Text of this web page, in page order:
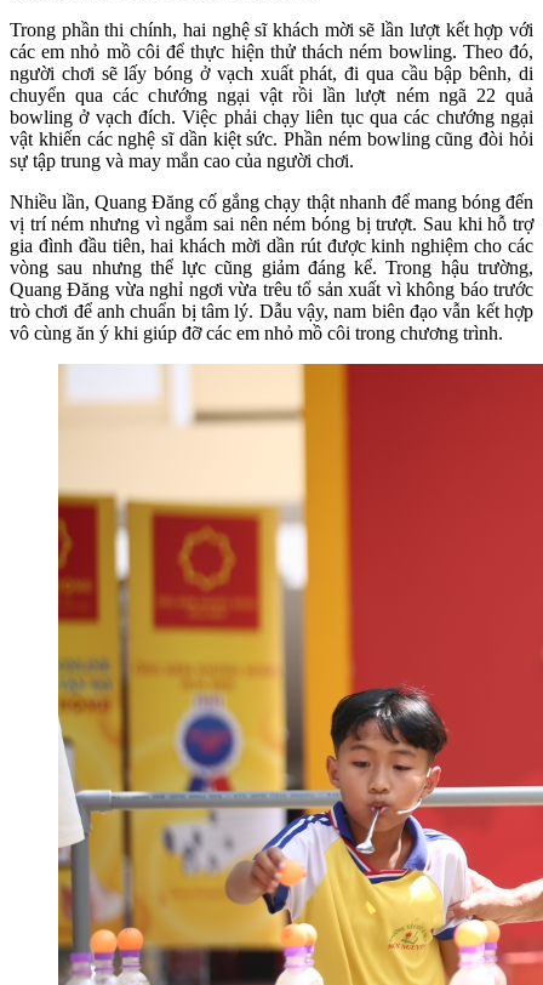
Trong phần thi chính, hai nghệ sĩ khách mời sẽ lần lượt kết hợp với
các em nhỏ mồ côi để thực hiện thử thách ném bowling. Theo đó,
người chơi sẽ lấy bóng ở vạch xuất phát, đi qua cầu bập bênh, di
chuyển qua các chướng ngại vật rồi lần lượt ném ngã 22 quả
bowling ở vạch đích. Việc phải chạy liên tục qua các chướng ngại
vật khiến các nghệ sĩ dần kiệt sức. Phần ném bowling cũng đòi hỏi
sự tập trung và may mắn cao của người chơi.
Nhiều lần, Quang Đăng cố gắng chạy thật nhanh để mang bóng đến
vị trí ném nhưng vì ngắm sai nên ném bóng bị trượt. Sau khi hỗ trợ
gia đình đầu tiên, hai khách mời dần rút được kinh nghiệm cho các
vòng sau nhưng thể lực cũng giảm đáng kể. Trong hậu trường,
Quang Đăng vừa nghỉ ngơi vừa trêu tổ sản xuất vì không báo trước
trò chơi để anh chuẩn bị tâm lý. Dẫu vậy, nam biên đạo vẫn kết hợp
vô cùng ăn ý khi giúp đỡ các em nhỏ mồ côi trong chương trình.